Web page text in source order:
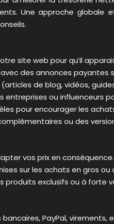
Une approche globale
site web pour qu’il
des annonces payantes
de blog, vidéos,
entreprises ou influenceurs
pour encourager les
ou des
vos prix en conséquence.
sur les achats en gros
produits exclusifs ou à forte
PayPal, virements,